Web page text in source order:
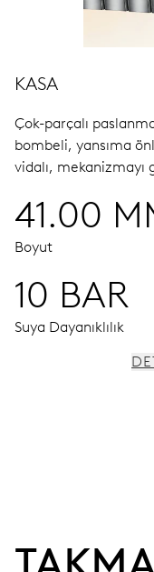
KASA
Çok-parçalı
bombeli, yansıma
vidalı,
41.00
Boyut
10 BAR
Suya Dayanıklılık
41 saat